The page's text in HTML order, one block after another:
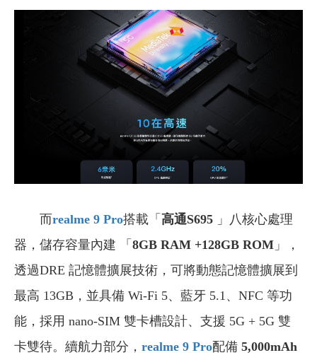
而realme 9 Pro搭載「 高通S695 」八核心處理
器，儲存容量內建 「 8GB RAM +128GB ROM 」，
透過DRE 記憶體擴展技術，可將動態記憶體擴展到
最高 13GB，並具備 Wi-Fi 5、藍牙 5.1、NFC 等功
能，採用 nano-SIM 雙卡槽設計、支援 5G + 5G 雙
卡雙待。續航力部分， realme 9 Pro配備 5,000mAh